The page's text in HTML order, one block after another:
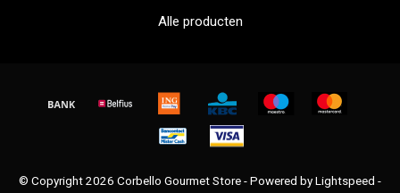
Alle producten
© Copyright 2026 Corbello Gourmet Store - Powered byLightspeed -